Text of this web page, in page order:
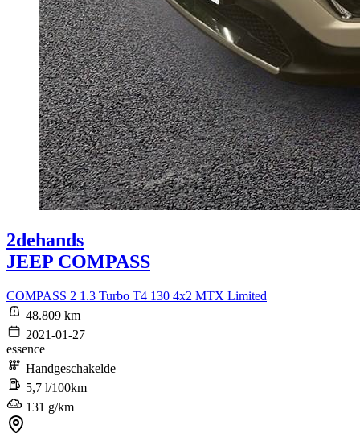
2dehands
JEEP COMPASS
COMPASS 2 1.3 Turbo T4 130 4x2 MTX Limited
48.809 km
2021-01-27
essence
Handgeschakelde
5,7 l/100km
131 g/km